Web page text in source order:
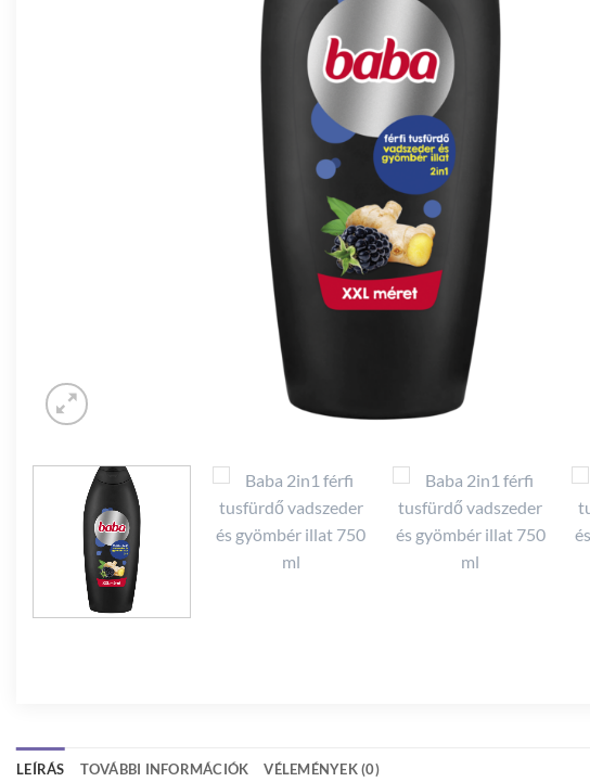
LEÍRÁS TOVÁBBI INFORMÁCIÓK VÉLEMÉNYEK (0)